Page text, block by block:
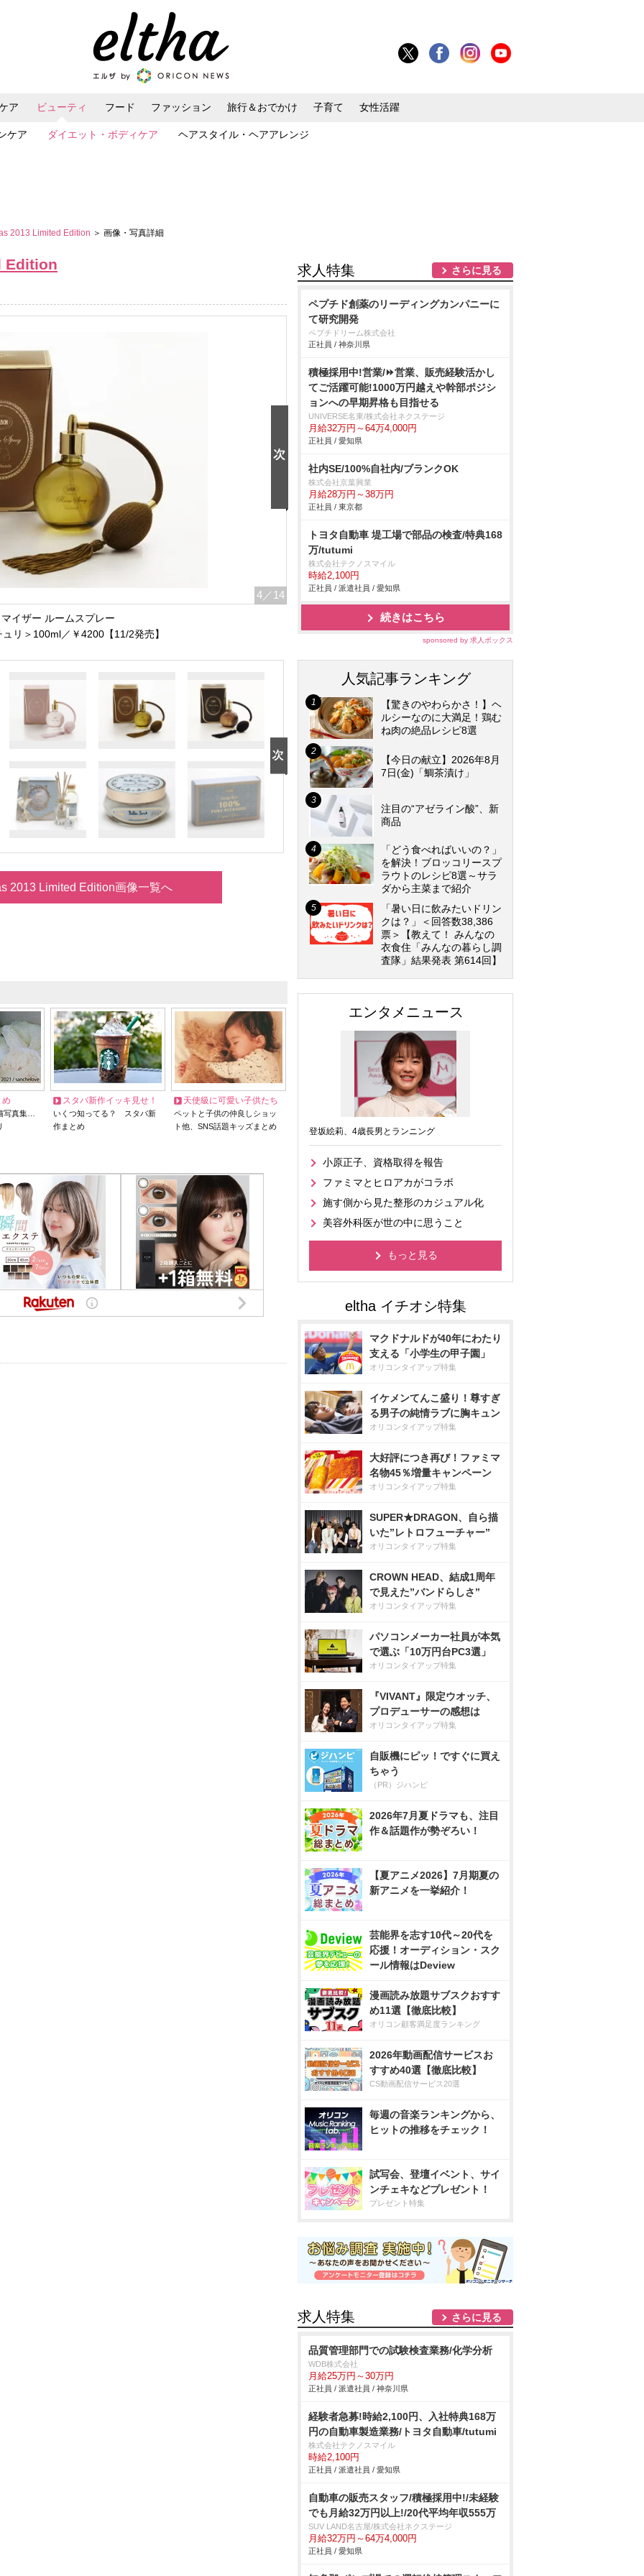
ア ビューティ
ケア ダイエット・ボディケア ヘアスタイル・ヘアアレンジ
フード ファッション 旅行＆おでかけ 子育て 女性活躍
2013 Limited Edition ＞ 画像・写真詳細
Edition
4 ／14
イザー ルームスプレー
リ＞100ml／￥4200【11/2発売】
2013 Limited Edition画像一覧へ
め
写真集…
スタバ新作イッキ見せ！
いくつ知ってる？ スタバ新
作まとめ
天使級に可愛い子供たち
ペットと子供の仲良しショッ
ト他、SNS話題キッズまとめ
求人特集 さらに見る
ペプチド創薬のリーディングカンパニーに
て研究開発
ペプチドリーム株式会社
正社員 / 神奈川県
積極採用中!営業/⏩️営業、販売経験活かし
てご活躍可能!1000万円越えや幹部ポジシ
ョンへの早期昇格も目指せる
UNIVERSE名東/株式会社ネクステージ
月給32万円～64万4,000円
正社員 / 愛知県
社内SE/100%自社内/ブランクOK
株式会社京葉興業
月給28万円～38万円
正社員 / 東京都
トヨタ自動車 堤工場で部品の検査/特典168
万/tutumi
株式会社テクノスマイル
時給2,100円
正社員 / 派遣社員 / 愛知県
続きはこちら
sponsored by 求人ボックス
人気記事ランキング
【驚きのやわらかさ！】ヘ
ルシーなのに大満足！鶏む
ね肉の絶品レシピ8選
【今日の献立】2026年8月
7日(金)「鯛茶漬け」
注目の“アゼライン酸”、新
商品
「どう食べればいいの？」
を解決！ブロッコリースプ
ラウトのレシピ8選～サラ
ダから主菜まで紹介
「暑い日に飲みたいドリン
クは？」＜回答数38,386
票＞【教えて！ みんなの
衣食住「みんなの暮らし調
査隊」結果発表 第614回】
エンタメニュース
登坂絵莉、4歳長男とランニング
小原正子、資格取得を報告
ファミマとヒロアカがコラボ
施す側から見た整形のカジュアル化
美容外科医が世の中に思うこと
もっと見る
マクドナルドが40年にわたり
支える「小学生の甲子園」
オリコンタイアップ特集
イケメンてんこ盛り！尊すぎ
る男子の純情ラブに胸キュン
オリコンタイアップ特集
大好評につき再び！ファミマ
名物45％増量キャンペーン
オリコンタイアップ特集
SUPER★DRAGON、自ら描
いた”レトロフューチャー”
オリコンタイアップ特集
CROWN HEAD、結成1周年
で見えた”バンドらしさ”
オリコンタイアップ特集
パソコンメーカー社員が本気
で選ぶ「10万円台PC3選」
オリコンタイアップ特集
『VIVANT』限定ウオッチ、
プロデューサーの感想は
オリコンタイアップ特集
自販機にピッ！ですぐに買え
ちゃう
（PR）ジハンピ
2026年7月夏ドラマも、注目
作＆話題作が勢ぞろい！
【夏アニメ2026】7月期夏の
新アニメを一挙紹介！
芸能界を志す10代～20代を
応援！オーディション・スク
ール情報はDeview
漫画読み放題サブスクおすす
め11選【徹底比較】
オリコン顧客満足度ランキング
2026年動画配信サービスお
すすめ40選【徹底比較】
CS動画配信サービス20選
毎週の音楽ランキングから、
ヒットの推移をチェック！
試写会、登壇イベント、サイ
ンチェキなどプレゼント！
プレゼント特集
求人特集 さらに見る
品質管理部門での試験検査業務/化学分析
WDB株式会社
月給25万円～30万円
正社員 / 派遣社員 / 神奈川県
経験者急募!時給2,100円、入社特典168万
円の自動車製造業務/トヨタ自動車/tutumi
株式会社テクノスマイル
時給2,100円
正社員 / 派遣社員 / 愛知県
自動車の販売スタッフ/積極採用中!/未経験
でも月給32万円以上!/20代平均年収555万
SUV LAND名古屋/株式会社ネクステージ
月給32万円～64万4,000円
正社員 / 愛知県